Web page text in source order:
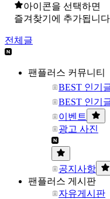
아이콘을 선택하면
즐겨찾기에 추가됩니
전체글
팬플러스 커뮤니티
BEST 인기
BEST 인기
이벤트
광고 사진
공지사항
팬플러스 게시판
자유게시판